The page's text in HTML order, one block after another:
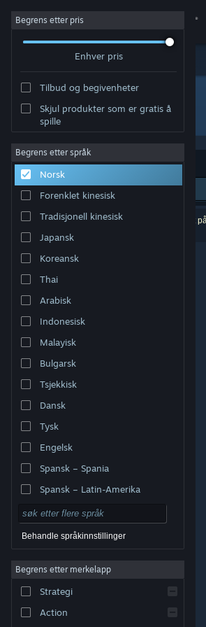
Logg inn
Om
Kundestøtte
Bytt språk
Skaff deg Steam-appen på mobil
Vis skrivebordsversjon
© Valve Corporation. Alle rettigheter reservert. Alle
Retningslinjer for personvern
Tilgjengelighet
|Steams abonnementsavtale
Refusjoner
Begrens etter pris
Enhver pris
Tilbud og begivenheter
Skjul produkter som er gratis å
spille
Begrens etter språk
Norsk
Forenklet kinesisk
Tradisjonell kinesisk
Japansk
Koreansk
Thai
Arabisk
Indonesisk
Malayisk
Bulgarsk
Tsjekkisk
Dansk
Tysk
Engelsk
Spansk – Spania
Spansk – Latin-Amerika
Behandle språkinnstillinger
Begrens etter merkelapp
Strategi
Action
Utvikler: StudioGoupil
Sorter etter Relevans
0 treff på søket. 1 produkt er blitt utelukket basert
innstillinger.